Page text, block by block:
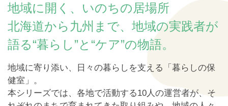
地域に開く、いのちの居場所
北海道から九州まで、地域の実践者が
語る“暮らし”と“ケア”の物語。
地域に寄り添い、日々の暮らしを支える「暮らしの保
健室」。
本シリーズでは、各地で活動する10人の運営者が、そ